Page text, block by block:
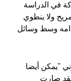
في الدراسة
ولا ينطوي
وسط وسائل
"يمكن أيضا
صارت